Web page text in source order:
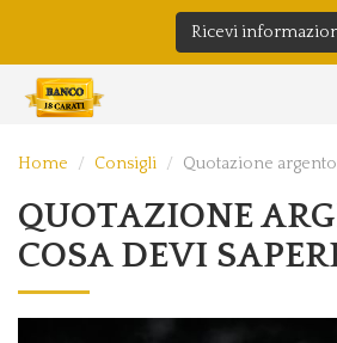
Ricevi
Home Consigli Quotazione
QUOTAZIONE
COSA DEVI